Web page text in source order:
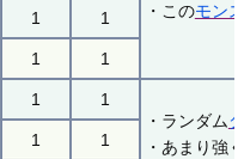
・このモン
1 1
1 1
1
1
・ランダム
・あまり
1 1